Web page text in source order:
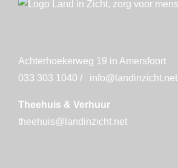
Achterhoekerweg 19 in Amersfoort
033 303 1040 / info@landinzicht.net
Theehuis & Verhuur
theehuis@landinzicht.net